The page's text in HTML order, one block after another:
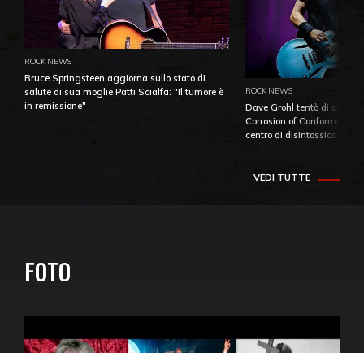
ROCK NEWS
Bruce Springsteen aggiorna sullo stato di
salute di sua moglie Patti Scialfa: "Il tumore è
in remissione"
ROCK NEWS
Dave Grohl tentò di
Corrosion of Conformity
centro di
VEDI TUTTE
FOTO